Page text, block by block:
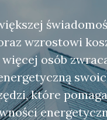
wzrostowi
osób
które